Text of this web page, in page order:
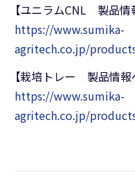
【ユニラムCNL 製品
https://www.sumika-
agritech.co.jp/
【栽培トレー 製品情
https://www.sumika-
agritech.co.jp/